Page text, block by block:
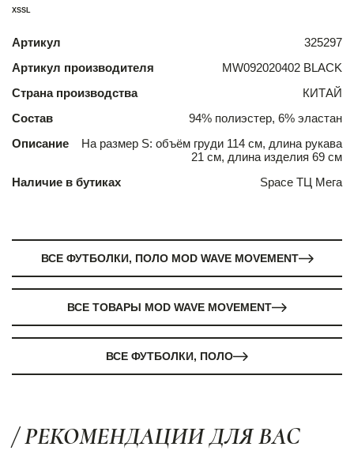
XSS L
Артикул
325297
Артикул производителя
MW092020402 BLACK
Страна производства
КИТАЙ
Состав
94% полиэстер, 6% эластан
Описание
На размер S: объём груди 114 см, длина рукава
21 см, длина изделия 69 см
Наличие в бутиках
Space ТЦ Мега
ВСЕ ФУТБОЛКИ, ПОЛО MOD WAVE MOVEMENT
ВСЕ ТОВАРЫ MOD WAVE MOVEMENT
ВСЕ ФУТБОЛКИ, ПОЛО
/ РЕКОМЕНДАЦИИ ДЛЯ ВАС